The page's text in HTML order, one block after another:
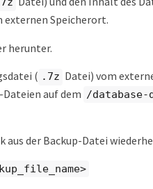
externen Speicherort.
herunter.
( .7z Datei) vom
auf dem /database-
aus der Backup-Datei